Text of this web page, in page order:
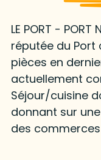
LE PORT -
réputée du Port
pièces en
actuellement
Séjour/cuisine
donnant sur
des